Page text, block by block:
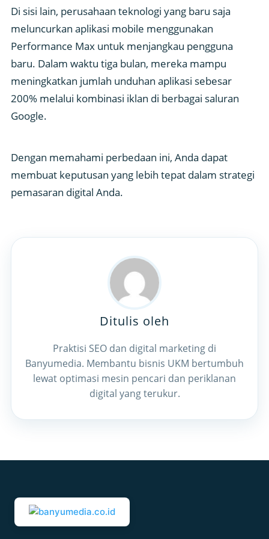
Di sisi lain, perusahaan teknologi yang baru saja
meluncurkan aplikasi mobile menggunakan
Performance Max untuk menjangkau pengguna
baru. Dalam waktu tiga bulan, mereka mampu
meningkatkan jumlah unduhan aplikasi sebesar
200% melalui kombinasi iklan di berbagai saluran
Google.
Dengan memahami perbedaan ini, Anda dapat
membuat keputusan yang lebih tepat dalam strategi
pemasaran digital Anda.
Ditulis oleh
Praktisi SEO dan digital marketing di
Banyumedia. Membantu bisnis UKM bertumbuh
lewat optimasi mesin pencari dan periklanan
digital yang terukur.